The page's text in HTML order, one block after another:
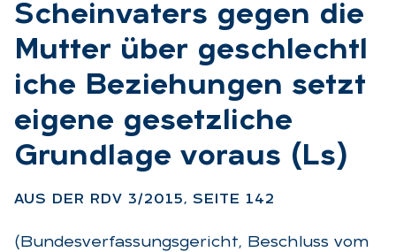
Schein­va­ters ge­gen die
Mut­ter über ge­schlecht­l
i­che Be­zie­hun­gen setzt
ei­ge­ne ge­setz­li­che
Grund­la­ge vor­aus (Ls)
AUS DER RDV 3/2015, SEI­TE 142
(Bundesverfassungsgericht, Beschluss vom